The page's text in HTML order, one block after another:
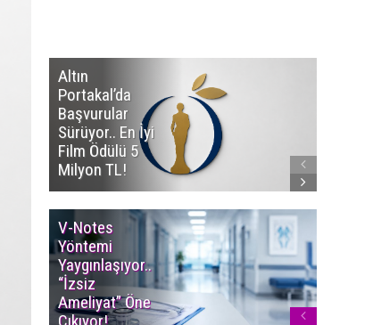
Altın
Portakal’da
Başvurular
Sürüyor.. En İyi
Film Ödülü 5
Milyon TL!
V-Notes
Yöntemi
Yaygınlaşıyor..
“İzsiz
Ameliyat” Öne